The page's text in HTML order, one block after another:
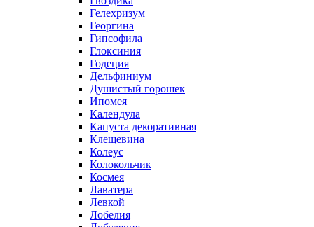
Гелехризум
Георгина
Гипсофила
Глоксиния
Годеция
Дельфиниум
Душистый горошек
Ипомея
Календула
Капуста декоративная
Клещевина
Колеус
Колокольчик
Космея
Лаватера
Левкой
Лобелия